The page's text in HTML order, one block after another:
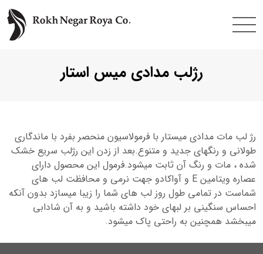
محتوا
رژلب مدادی میس استار
رژ لب مات مدادی میستار با فرمولاسیون منحصر بفرد با ماندگاری
طولانی و رنگهای جدید و متنوع.بعد از زدن این رژلب سریع خشک
شده ، مات و رنگ آن ثابت میشود.فرمول این محصول دارای
عصاره ویتامین E و آواکادو جهت نرمی و محافظت لب های
شماست در تمامی طول روز لب های شما را زیبا میسازد بدون آنکه
احساس سنگینی بر لبهای خود داشته باشید و به آن شادابی
میبخشد همچنین به راحتی پاک میشود.